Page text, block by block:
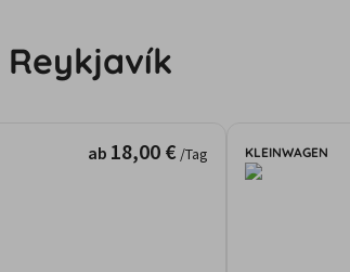
ab 18,00 € /Tag KLEINWAGEN